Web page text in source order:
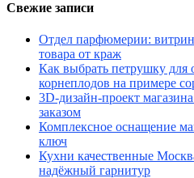
Свежие записи
Отдел парфюмерии:
товара от краж
Как выбрать петрушку для
корнеплодов на примере
3D-дизайн-проект
заказом
Комплексное оснащение
ключ
Кухни качественные
надёжный гарнитур